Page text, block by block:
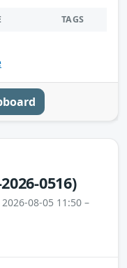
TAGS
0516)
08-05 11:50 –